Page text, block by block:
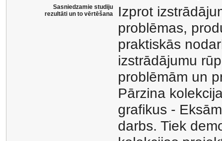
Sasniedzamie studiju
rezultāti un to vērtēšana
Izprot
problēmas,
praktiskās
izstrādājumu
problēmām un
Pārzina
grafikus -
darbs. Tiek